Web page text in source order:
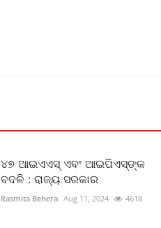
୪୭ ଆଇଏଏସ୍‌ ଏବଂ ଆଇପିଏସ୍‌ଙ୍କ
ବଦଳି : ରାଜ୍ୟ ସରକାର
Rasmita Behera Aug 11, 2024 4618